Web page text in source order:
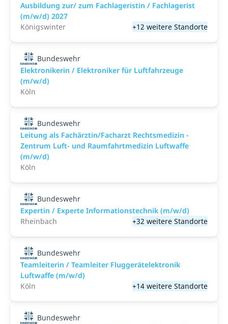
Ausbildung zur/ zum Fachlageristin / Fachlagerist
(m/w/d) 2027
Königswinter
+12 weitere Standorte
Bundeswehr
Elektronikerin / Elektroniker für Luft­fahr­zeuge
(m/w/d)
Köln
Bundeswehr
Leitung als Fachärztin/Facharzt Rechtsmedizin -
Zentrum Luft- und Raumfahrtmedizin Luftwaffe
(m/w/d)
Köln
Bundeswehr
Expertin / Experte Informationstechnik (m/w/d)
Rheinbach
+32 weitere Standorte
Bundeswehr
Teamleiterin / Teamleiter Fluggerätelektronik
Luftwaffe (m/w/d)
Köln
+14 weitere Standorte
Bundeswehr